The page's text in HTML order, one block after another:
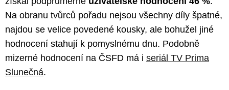
Na obranu tvůrců pořadu nejsou všechny díly špatné,
najdou se velice povedené kousky, ale bohužel jiné
hodnocení stahují k pomyslnému dnu. Podobně
mizerné hodnocení na ČSFD má i seriál TV Prima
Slunečná.